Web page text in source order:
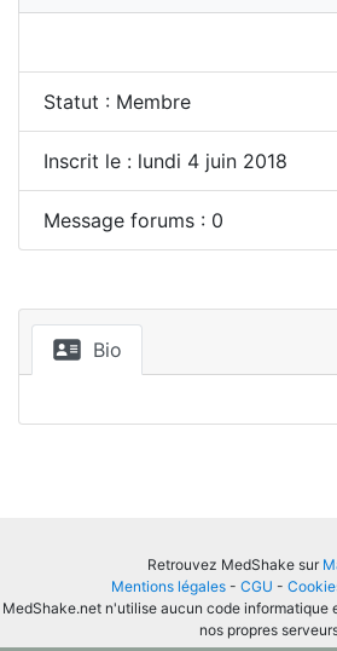
Statut : Membre
Inscrit le : lundi 4 juin 2018
Message forums : 0
Bio
Retrouvez MedShake sur
Mentions légales - CGU -
MedShake.net n'utilise aucun code informatique
nos propres